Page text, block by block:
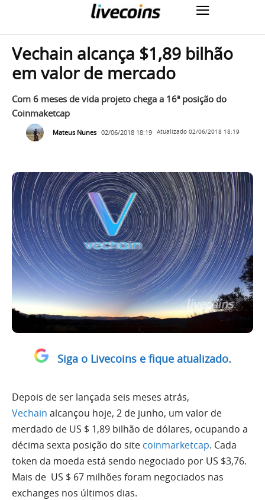
Vechain alcança $1,89 bilhão
em valor de mercado
Com 6 meses de vida projeto chega a 16ª posição do
Coinmaketcap
Mateus Nunes 02/06/2018 18:19 Atualizado 02/06/2018 18:19
Siga o Livecoins e fique atualizado.
Depois de ser lançada seis meses atrás,
Vechain alcançou hoje, 2 de junho, um valor de
merdado de US $ 1,89 bilhão de dólares, ocupando a
décima sexta posição do site coinmarketcap. Cada
token da moeda está sendo negociado por US $3,76.
Mais de US $ 67 milhões foram negociados nas
exchanges nos últimos dias.